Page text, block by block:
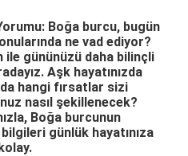
Boğa burcu, bugün
ne vad ediyor?
ile gününüzü daha bilinçli
Aşk hayatınızda
hangi fırsatlar sizi
nasıl şekillenecek?
Boğa burcunun
günlük hayatınıza